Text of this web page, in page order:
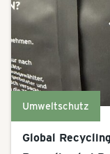
Umweltschutz
Global